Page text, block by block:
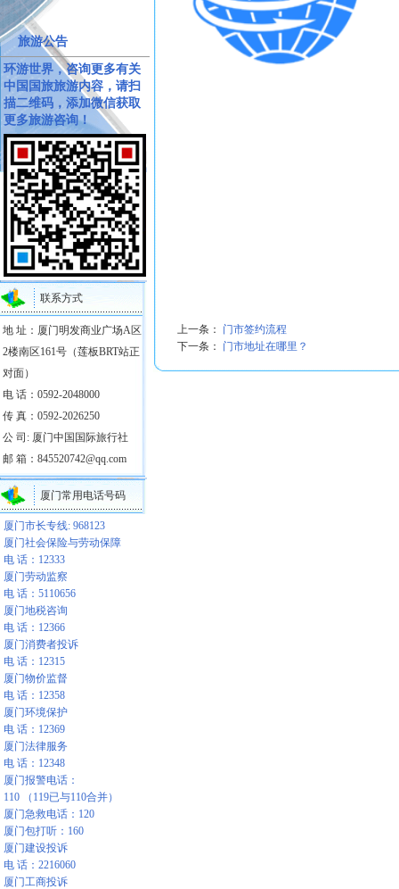
旅游公告
环游世界，咨询更多有关
中国国旅旅游内容，请扫
描二维码，添加微信获取
更多旅游咨询！
联系方式
地 址：厦门明发商业广场A区
2楼南区161号（莲板BRT站正
对面）
电 话：0592-2048000
传 真：0592-2026250
公 司: 厦门中国国际旅行社
邮 箱：845520742@qq.com
厦门常用电话号码
厦门市长专线: 968123
厦门社会保险与劳动保障
电 话：12333
厦门劳动监察
电 话：5110656
厦门地税咨询
电 话：12366
厦门消费者投诉
电 话：12315
厦门物价监督
电 话：12358
厦门环境保护
电 话：12369
厦门法律服务
电 话：12348
厦门报警电话：
110 （119已与110合并）
厦门急救电话：120
厦门包打听：160
厦门建设投诉
电 话：2216060
厦门工商投诉
上一条：
门市签约流程
下一条：
门市地址在哪里？